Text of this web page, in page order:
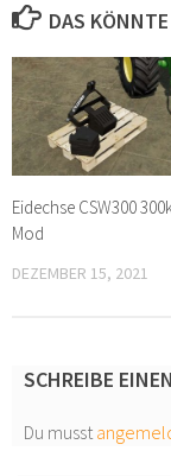
DAS
Eidechse CSW300
Mod
DEZEMBER 15, 2021
SCHREIBE
Du musst